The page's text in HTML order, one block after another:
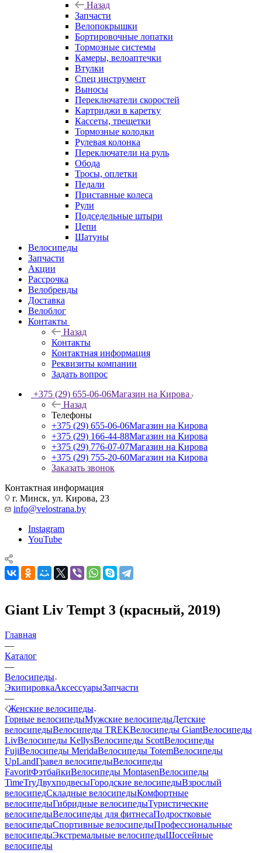
Назад
Запчасти
Велопокрышки
Бортировочные лопатки
Тормозные системы
Камеры, велоаптечки
Втулки
Спец инструмент
Выносы
Переключатели скоростей
Картриджи в каретку
Кассеты, трещетки
Тормозные колодки
Рулевая колонка
Переключатели на руль
Обода
Тросы, оплетки
Педали
Приставные колеса
Рули
Подседельные штыри
Цепи
Шатуны
Велосипеды
Запчасти
Акции
Рассрочка
Велобренды
Доставка
Велоблог
Контакты
Назад
Контакты
Контактная информация
Реквизиты компании
Задать вопрос
+375 (29) 655-06-06Магазин на Кирова
Назад
Телефоны
+375 (29) 655-06-06Магазин на Кирова
+375 (29) 166-44-88Магазин на Кирова
+375 (29) 776-07-07Магазин на Кирова
+375 (29) 755-20-60Магазин на Кирова
Заказать звонок
Контактная информация
г. Минск, ул. Кирова, 23
info@velostrana.by
Instagram
YouTube
Giant Liv Tempt 3 (красный, 2019)
Главная
—
Каталог
—
Велосипеды
ЭкипировкаАксессуарыЗапчасти
—
Женские велосипеды
Горные велосипедыМужские велосипедыДетские
велосипедыВелосипеды TREKВелосипеды GiantВелосипеды
LivВелосипеды KellysВелосипеды ScottВелосипеды
FujiВелосипеды MeridaВелосипеды TotemВелосипеды
UpLandГравел велосипедыВелосипеды
FavoritФэтбайкиВелосипеды MontasenВелосипеды
TimeTryДвухподвесыГородские велосипедыВзрослый
велосипедСкладные велосипедыКомфортные
велосипедыГибридные велосипедыТуристические
велосипедыВелосипеды для фитнесаПодростковые
велосипедыСпортивные велосипедыПрофессиональные
велосипедыЭкстремальные велосипедыШоссейные
велосипеды